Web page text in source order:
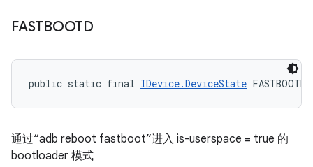
FASTBOOTD
public static final IDevice.DeviceState FASTBOOTD
通过“adb reboot fastboot”进入 is-userspace = true 的
bootloader 模式